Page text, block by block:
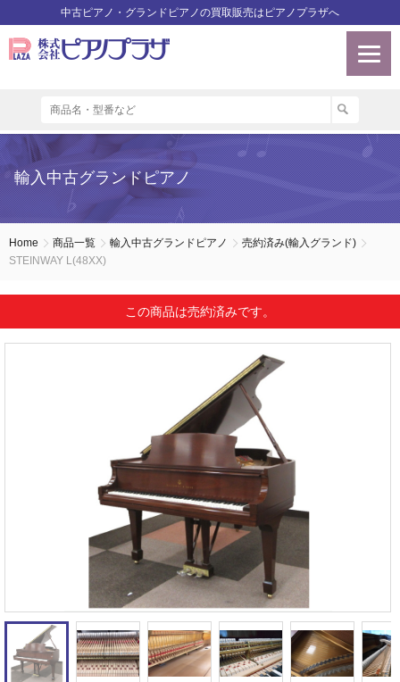
中古ピアノ・グランドピアノの買取販売はピアノプラザへ
輸入中古グランドピアノ
Home 商品一覧 輸入中古グランドピアノ
売約済み(輸入グランド)
STEINWAY L(48XX)
この商品は売約済みです。